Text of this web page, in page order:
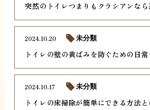
突然のトイレつまりもクラシアンな
トイレの壁の黄ばみを防ぐための日常
2024.10.20 未分類
トイレの床掃除が簡単にできる方法と
2024.10.17 未分類